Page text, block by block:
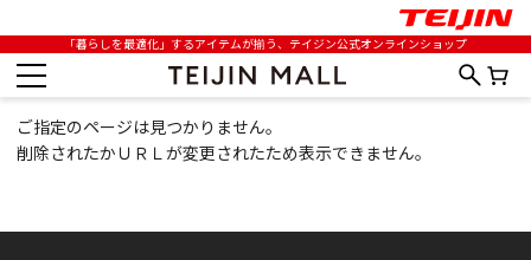
「暮らしを最適化」するアイテムが揃う、テイジン公式オンラインショップ
ご指定のページは見つかりません。
削除されたかＵＲＬが変更されたため表示できません。